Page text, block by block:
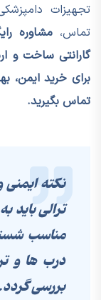
تجهیزات
تماس، مشاوره
گارانتی ساخت و
برای خرید ایمن،
تماس بگیرید.
نکته ایمنی
ترالی باید
مناسب
درب ها و
بررسی